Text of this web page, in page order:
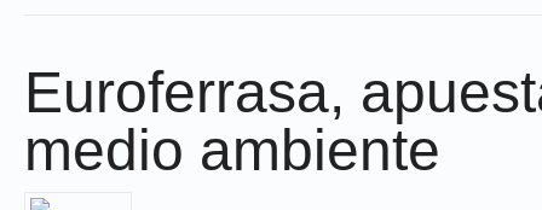
Euroferrasa,
medio ambiente